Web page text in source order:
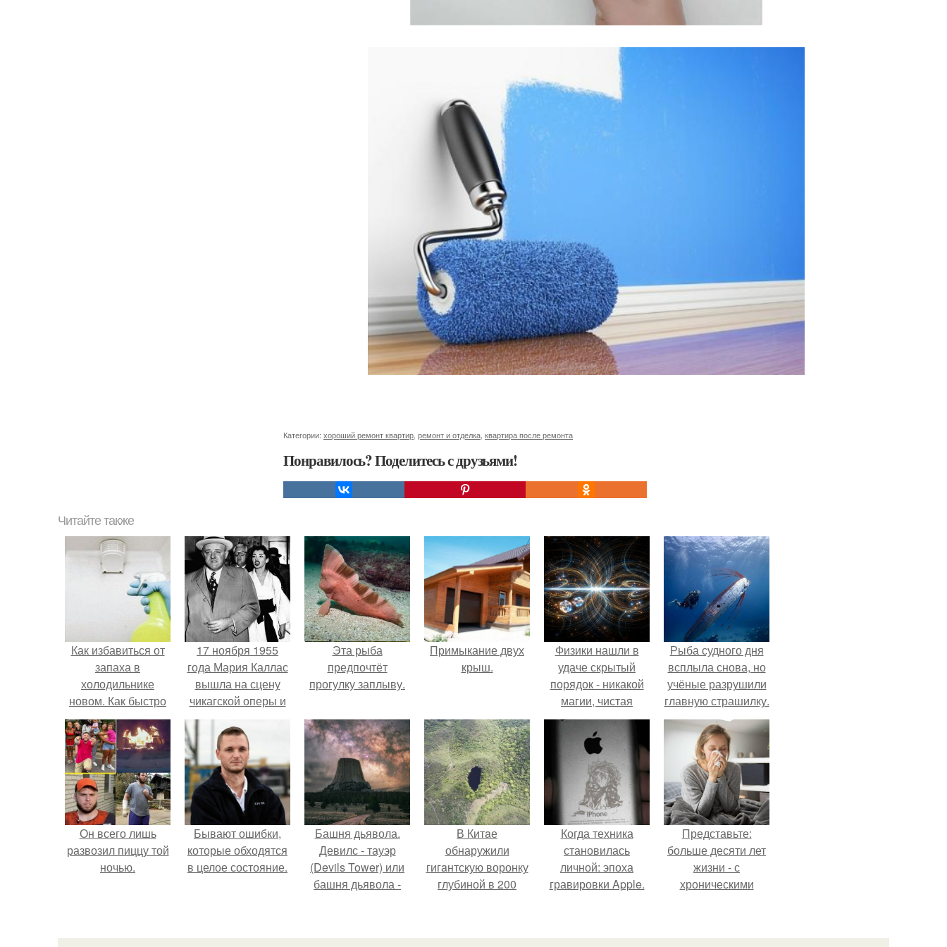
Категории: хороший ремонт квартир ремонт и отделка квартира после ремонта
Понравилось? Поделитесь с друзьями!
Читайте также
Как избавиться от
запаха в
холодильнике
новом. Как быстро
убрать неприятный
запах из
холодильника в
домашних
условиях:
основные правила
соблюдения
чистоты
17 ноября 1955
года Мария Каллас
вышла на сцену
чикагской оперы и
сорвала овации.
Эта рыба
предпочтёт
прогулку заплыву.
Примыкание двух
крыш.
Физики нашли в
удаче скрытый
порядок - никакой
магии, чистая
квантовая
механика.
Рыба судного дня
всплыла снова, но
учёные разрушили
главную страшилку.
Он всего лишь
развозил пиццу той
ночью.
Бывают ошибки,
которые обходятся
в целое состояние.
Башня дьявола.
Девилс - тауэр
(Devils Tower) или
башня дьявола -
происхождения
В Китaе
обнаружили
гигaнтскую воронку
глубиной в 200
лесом внутри.
Когда техника
становилась
личной: эпоха
гравировки Apple.
Представьте:
больше десяти лет
жизни - с
хроническими